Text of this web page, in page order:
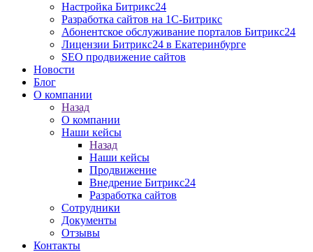
Настройка Битрикс24
Разработка cайтов на 1C-Битрикс
Абонентское обслуживание порталов Битрикс24
Лицензии Битрикс24 в Екатеринбурге
SEO продвижение сайтов
Новости
Блог
О компании
Назад
О компании
Наши кейсы
Назад
Наши кейсы
Продвижение
Внедрение Битрикс24
Разработка сайтов
Сотрудники
Документы
Отзывы
Контакты